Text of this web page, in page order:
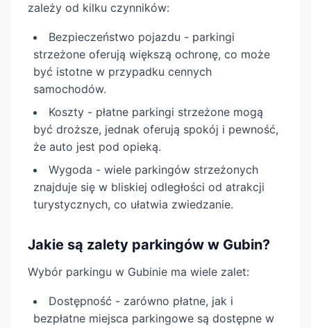
zależy od kilku czynników:
Bezpieczeństwo pojazdu - parkingi
strzeżone oferują większą ochronę, co może
być istotne w przypadku cennych
samochodów.
Koszty - płatne parkingi strzeżone mogą
być droższe, jednak oferują spokój i pewność,
że auto jest pod opieką.
Wygoda - wiele parkingów strzeżonych
znajduje się w bliskiej odległości od atrakcji
turystycznych, co ułatwia zwiedzanie.
Jakie są zalety parkingów w Gubin?
Wybór parkingu w Gubinie ma wiele zalet:
Dostępność - zarówno płatne, jak i
bezpłatne miejsca parkingowe są dostępne w